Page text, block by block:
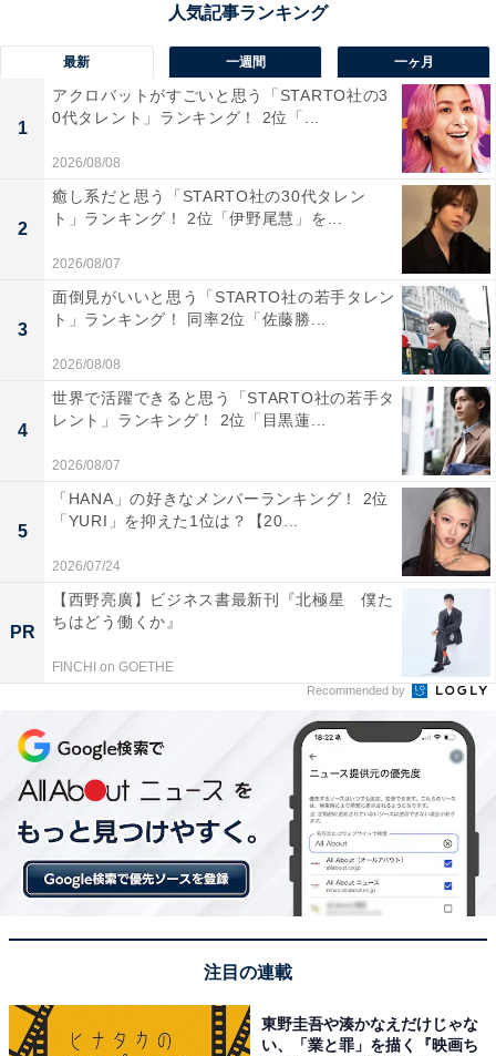
『相棒』の商品をAmazonで見る
1位：海に眠るダイヤモンド
❁ 10月期日曜劇場#海に眠るダイヤモンド
【 ポスター＆放送日解禁!! 】 #神木隆之介 #斎藤工
最新 一週間 一ヶ月
1
アクロバットがすごいと思う「STARTO社の3
0代タレント」ランキング！ 2位「...
2026/08/08
2
癒し系だと思う「STARTO社の30代タレン
ト」ランキング！ 2位「伊野尾慧」を...
2026/08/07
3
面倒見がいいと思う「STARTO社の若手タレン
ト」ランキング！ 同率2位「佐藤勝...
2026/08/08
4
世界で活躍できると思う「STARTO社の若手タ
レント」ランキング！ 2位「目黒蓮...
2026/08/07
5
「HANA」の好きなメンバーランキング！ 2位
「YURI」を抑えた1位は？【20...
2026/07/24
PR
【西野亮廣】ビジネス書最新刊『北極星 僕た
ちはどう働くか』
FINCHI on GOETHE
Recommended by
注目の連載
東野圭吾や湊かなえだけじゃな
い、「業と罪」を描く『映画ち